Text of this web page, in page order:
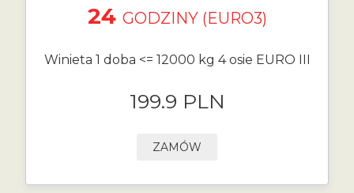
24 GODZINY (EURO3)
Winieta 1 doba <= 12000 kg 4 osie EURO III
199.9 PLN
ZAMÓW